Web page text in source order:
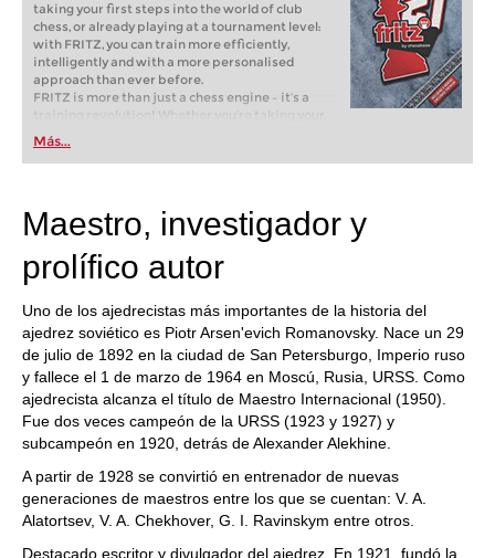
taking your first steps into the world of club
chess, or already playing at a tournament level:
with FRITZ, you can train more efficiently,
intelligently and with a more personalised
approach than ever before.
FRITZ is more than just a chess engine – it’s a
training revolution! Whether you’re taking your
first steps into the world of club chess, or already
playing at a tournament level: with FRITZ, you can
train more efficiently, intelligently and with a
Más...
Maestro, investigador y
prolífico autor
Uno de los ajedrecistas más importantes de la historia del
ajedrez soviético es Piotr Arsen'evich Romanovsky. Nace un 29
de julio de 1892 en la ciudad de San Petersburgo, Imperio ruso
y fallece el 1 de marzo de 1964 en Moscú, Rusia, URSS. Como
ajedrecista alcanza el título de Maestro Internacional (1950).
Fue dos veces campeón de la URSS (1923 y 1927) y
subcampeón en 1920, detrás de Alexander Alekhine.
A partir de 1928 se convirtió en entrenador de nuevas
generaciones de maestros entre los que se cuentan: V. A.
Alatortsev, V. A. Chekhover, G. I. Ravinskym entre otros.
Destacado escritor y divulgador del ajedrez. En 1921, fundó la